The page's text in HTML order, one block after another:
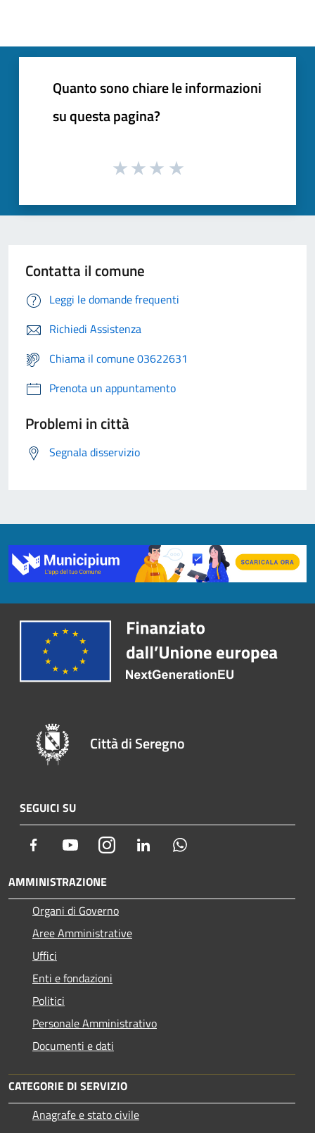
Quanto sono chiare le informazioni
su questa pagina?
Contatta il comune
Leggi le domande frequenti
Richiedi Assistenza
Chiama il comune 03622631
Prenota un appuntamento
Problemi in città
Segnala disservizio
Città di Seregno
SEGUICI SU
Facebook YoutubeInstagram LinkedIn
AMMINISTRAZIONE
Organi di Governo
Aree Amministrative
Uffici
Enti e fondazioni
Politici
Personale Amministrativo
Documenti e dati
CATEGORIE DI SERVIZIO
Anagrafe e stato civile